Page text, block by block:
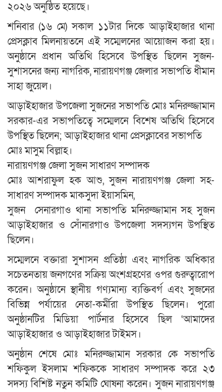
২০২৬ অনুষ্ঠিত হয়েছে।
শনিবার (১৬ মে) সকাল ১১টার দিকে আড়াইহাজার থানা
প্রেসক্লাব মিলনায়তনে এই সম্মেলনের আয়োজন করা হয়।
অনুষ্ঠানে প্রধান অতিথি হিসেবে উপস্থিত ছিলেন সুজন-
সুশাসনের জন্য নাগরিক, নারায়ণগঞ্জ জেলার সভাপতি ধীমান
সাহা জুয়েল।
আড়াইহাজার উপজেলা সুজনের সভাপতি মোঃ মনিরুজ্জামান
সরকার-এর সভাপতিত্বে সম্মেলনে বিশেষ অতিথি হিসেবে
উপস্থিত ছিলেন; আড়াইহাজার থানা প্রেসক্লাবের সভাপতি
মোঃ মাসুম বিল্লাহ।
নারায়ণগঞ্জ জেলা সুজন সাধারণ সম্পাদক
মোঃ আশরাফুল হক আশু, সুজন নারায়ণগঞ্জ জেলা সহ-
সাধারণ সম্পাদক মাকসুদা ইয়াসমিন,
সুজন সেনারগাও থানা সভাপতি মনিরুজ্জামান সহ সুজন
আড়াইহাজার ও সোঁনারগাও উপজেলা সদস্যগন উপস্থিত
ছিলেন।
সম্মেলনে বক্তারা সুশাসন প্রতিষ্ঠা এবং নাগরিক অধিকার
সচেতনতায় জনগণের সক্রিয় অংশগ্রহণের ওপর গুরুত্বারোপ
করেন। অনুষ্ঠানে স্থানীয় গণ্যমান্য ব্যক্তিবর্গ এবং সুজনের
বিভিন্ন পর্যায়ের নেতা-কর্মীরা উপস্থিত ছিলেন। পুরো
অনুষ্ঠানটির মিডিয়া পার্টনার হিসেবে ছিল ‘আমাদের
আড়াইহাজার ও আড়াইহাজার টাইমস।
অনুষ্ঠান শেষে মোঃ মনিরুজ্জামান সরকার কে সভাপতি
শফিকুল ইসলাম শফিককে সাধারণ সম্পাদক করে ২৩
সদস্য বিশিষ্ট নতুন কমিটি ঘোষনা করেন। সুজন নারায়ণগঞ্জ